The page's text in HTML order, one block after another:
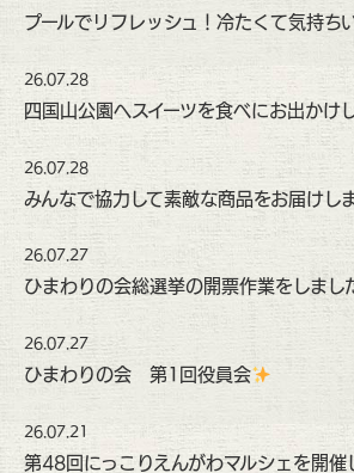
プールでリフレッシュ！冷たくて気持ち
26.07.28
四国山公園へスイーツを食べにお出かけ
26.07.28
みんなで協力して素敵な商品をお届けし
26.07.27
ひまわりの会総選挙の開票作業をしまし
26.07.27
ひまわりの会 第1回役員会
26.07.21
第48回にっこりえんがわマルシェを開催